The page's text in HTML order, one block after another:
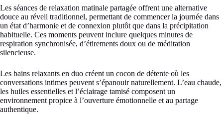
Les séances de relaxation matinale partagée offrent une alternative
douce au réveil traditionnel, permettant de commencer la journée dans
un état d’harmonie et de connexion plutôt que dans la précipitation
habituelle. Ces moments peuvent inclure quelques minutes de
respiration synchronisée, d’étirements doux ou de méditation
silencieuse.
Les bains relaxants en duo créent un cocon de détente où les
conversations intimes peuvent s’épanouir naturellement. L’eau chaude,
les huiles essentielles et l’éclairage tamisé composent un
environnement propice à l’ouverture émotionnelle et au partage
authentique.